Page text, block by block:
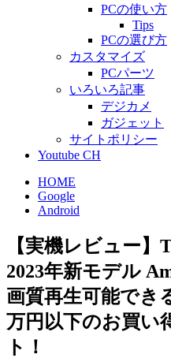
PCの使い方
Tips
PCの選び方
カスタマイズ
PCパーツ
いろいろ記事
デジカメ
ガジェット
サイトポリシー
Youtube CH
HOME
Google
Android
【実機レビュー】
2023年新モデル
画質再生可能でき
万円以下のお買い
ト！